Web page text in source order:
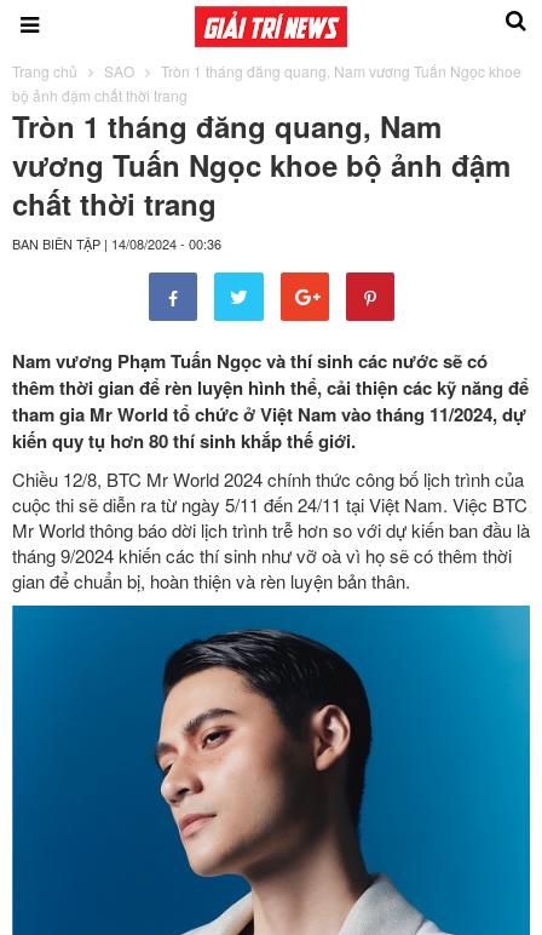
Trang chủ SAO
Tròn 1 tháng đăng quang, Nam vương Tuấn Ngọc khoe
bộ ảnh đậm chất thời trang
Tròn 1 tháng đăng quang, Nam
vương Tuấn Ngọc khoe bộ ảnh đậm
chất thời trang
BAN BIÊN TẬP | 14/08/2024 - 00:36
Nam vương Phạm Tuấn Ngọc và thí sinh các nước sẽ có
thêm thời gian để rèn luyện hình thể, cải thiện các kỹ năng để
tham gia Mr World tổ chức ở Việt Nam vào tháng 11/2024, dự
kiến quy tụ hơn 80 thí sinh khắp thế giới.
Chiều 12/8, BTC Mr World 2024 chính thức công bố lịch trình của
cuộc thi sẽ diễn ra từ ngày 5/11 đến 24/11 tại Việt Nam. Việc BTC
Mr World thông báo dời lịch trình trễ hơn so với dự kiến ban đầu là
tháng 9/2024 khiến các thí sinh như vỡ oà vì họ sẽ có thêm thời
gian để chuẩn bị, hoàn thiện và rèn luyện bản thân.